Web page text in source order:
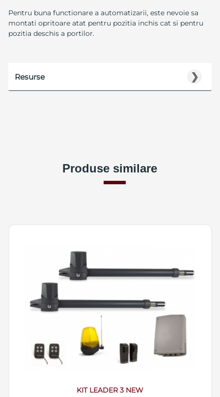
Pentru buna functionare a automatizarii, este nevoie sa
montati opritoare atat pentru pozitia inchis cat si pentru
pozitia deschis a portilor.
❯
Resurse
Produse similare
KIT LEADER 3 NEW